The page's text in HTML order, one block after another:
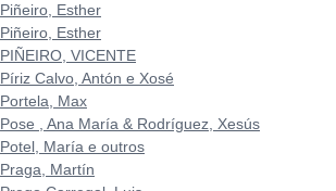
Piñeiro, Esther
Piñeiro, Esther
PIÑEIRO, VICENTE
Píriz Calvo, Antón e Xosé
Portela, Max
Pose , Ana María & Rodríguez, Xesús
Potel, María e outros
Praga, Martín